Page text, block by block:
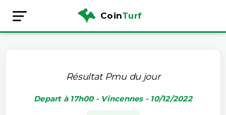
CoinTurf
Résultat Pmu du jour
Depart à 17h00 - Vincennes - 10/12/2022